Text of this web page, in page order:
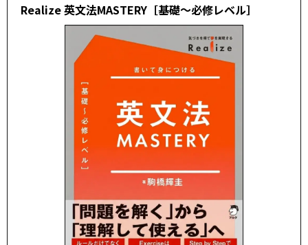
Realize 英文法MASTERY［基礎～必修レベル］